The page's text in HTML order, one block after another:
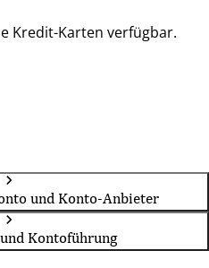
Kredit-Karten verfügbar.
und Konto-Anbieter
Kontoführung